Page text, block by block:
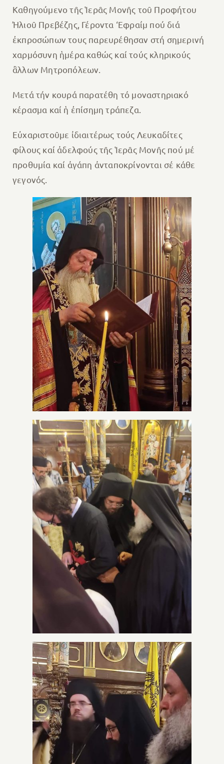
Καθηγούμενο τῆς Ἱερᾶς Μονῆς τοῦ Προφήτου
Ἠλιοῦ Πρεβέζης, Γέροντα ‘Eφραίμ πού διά
ἐκπροσώπων τους παρευρέθησαν στή σημερινή
χαρμόσυνη ἡμέρα καθώς καί τούς κληρικούς
ἂλλων Μητροπόλεων.
Μετά τήν κουρά παρατέθη τό μοναστηριακό
κέρασμα καί ἡ ἐπίσημη τράπεζα.
Εὐχαριστοῦμε ἰδιαιτέρως τούς Λευκαδίτες
φίλους καί ἀδελφούς τῆς Ἱερᾶς Μονῆς πού μέ
προθυμία καί ἀγάπη ἀνταποκρίνονται σέ κάθε
γεγονός.